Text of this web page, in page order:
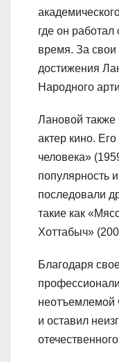
где он
время. За
достижения
Народного
Лановой также
актер кино.
человека»
популярность
последовали
такие как
Хоттабыч»
Благодаря
неотъемлемой
и оставил